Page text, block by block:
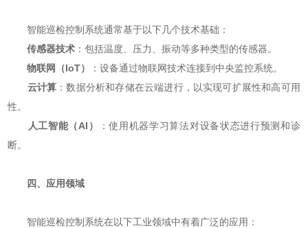
智能巡检控制系统通常基于以下几个技术基础：
传感器技术 ：包括温度、压力、振动等多种类型的传感器。
物联网（IoT）
：设备通过物联网技术连接到中央监控系统。
云计算 ：数据分析和存储在云端进行，以实现可扩展性和高可用
性。
人工智能（AI）
：使用机器学习算法对设备状态进行预测和诊
断。
四、应用领域
智能巡检控制系统在以下工业领域中有着广泛的应用：